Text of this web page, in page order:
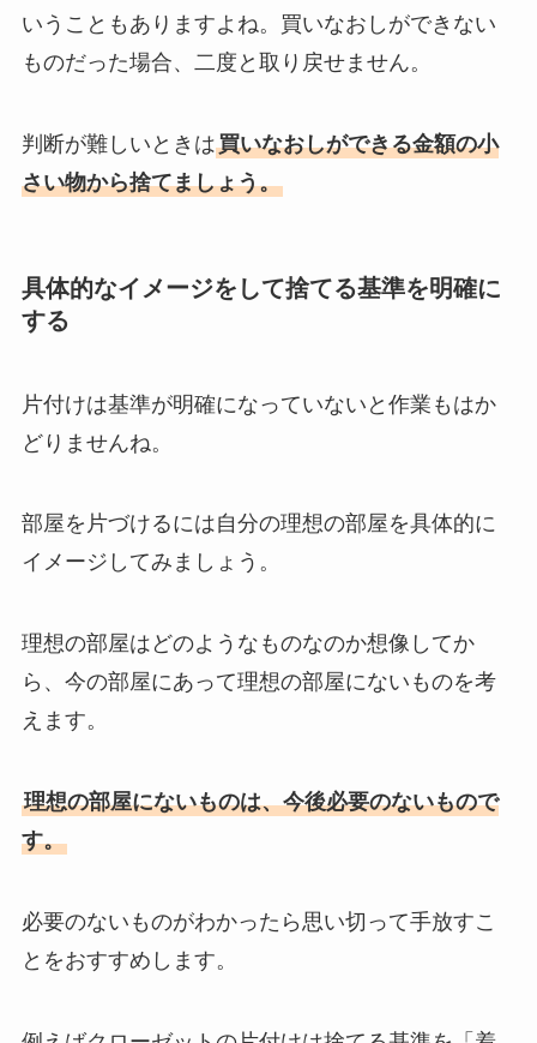
いうこともありますよね。買いなおしができない
ものだった場合、二度と取り戻せません。
判断が難しいときは買いなおしができる金額の小
さい物から捨てましょう。
具体的なイメージをして捨てる基準を明確に
する
片付けは基準が明確になっていないと作業もはか
どりませんね。
部屋を片づけるには自分の理想の部屋を具体的に
イメージしてみましょう。
理想の部屋はどのようなものなのか想像してか
ら、今の部屋にあって理想の部屋にないものを考
えます。
理想の部屋にないものは、今後必要のないもので
す。
必要のないものがわかったら思い切って手放すこ
とをおすすめします。